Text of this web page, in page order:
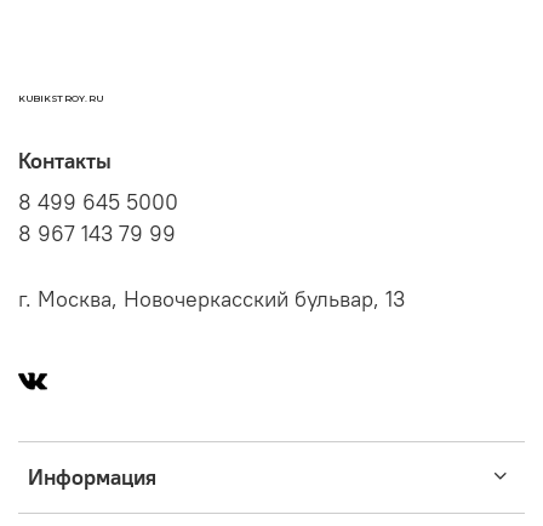
KUBIKSTROY.RU
Информация
Контакты
8 499 645 5000
8 967 143 79 99
г. Москва, Новочеркасский бульвар, 13